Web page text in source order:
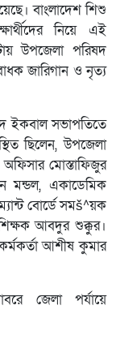
বাংলাদেশ শিশু
নিয়ে এই
উপজেলা পরিষদ
জারিগান ও নৃত্য
ইকবাল সভাপতিতে
ছিলেন, উপজেলা
অফিসার মোস্তাফিজুর
মন্ডল, একাডেমিক
বোর্ডে সমš^য়ক
শিক্ষক আবদুর শুক্কুর।
আশীষ কুমার
জেলা পর্যায়ে